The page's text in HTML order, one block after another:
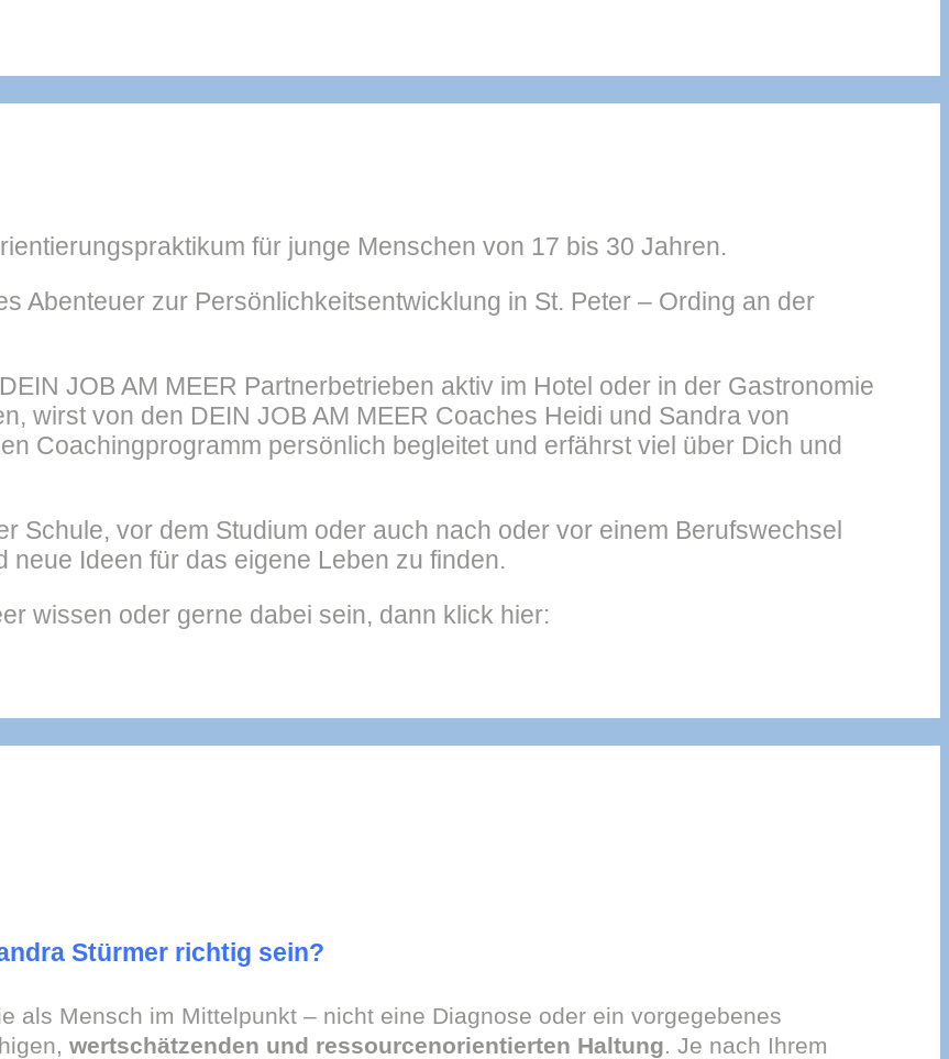
für junge Menschen von 17 bis 30 Jahren.
Abenteuer zur Persönlichkeitsentwicklung in St. Peter – Ording an der
JOB AM MEER Partnerbetrieben aktiv im Hotel oder in der Gastronomie
wirst von den DEIN JOB AM MEER Coaches Heidi und Sandra von
Coachingprogramm persönlich begleitet und erfährst viel über Dich und
Schule, vor dem Studium oder auch nach oder vor einem Berufswechsel
Ideen für das eigene Leben zu finden.
wissen oder gerne dabei sein, dann klick hier:
Stürmer richtig sein?
als Mensch im Mittelpunkt – nicht eine Diagnose oder ein vorgegebenes
wertschätzenden und ressourcenorientierten Haltung. Je nach Ihrem